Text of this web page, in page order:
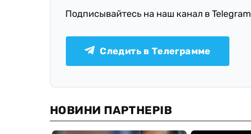
Подписывайтесь на наш канал в Telegram
Следить в Телеграмме